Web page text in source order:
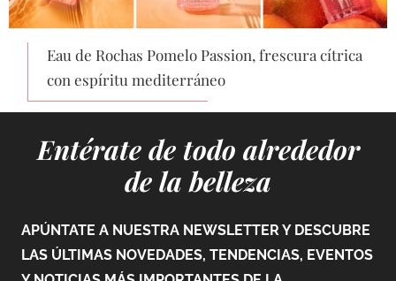
Eau de Rochas Pomelo Passion, frescura cítrica
con espíritu mediterráneo
Entérate de todo alrededor
de la belleza
APÚNTATE A NUESTRA NEWSLETTER Y DESCUBRE
LAS ÚLTIMAS NOVEDADES, TENDENCIAS, EVENTOS